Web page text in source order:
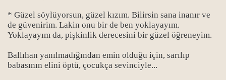
* Güzel söylüyorsun, güzel kızım. Bilirsin sana inanır ve
de güvenirim. Lakin onu bir de ben yoklayayım.
Yoklayayım da, pişkinlik derecesini bir güzel öğreneyim.
Ballıhan yanılmadığından emin olduğu için, sarılıp
babasının elini öptü, çocukça sevinciyle...